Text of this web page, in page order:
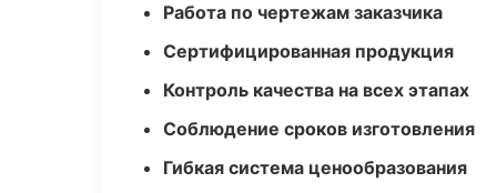
Работа по чертежам заказчика
Сертифицированная продукция
Контроль качества на всех этапах
Соблюдение сроков изготовления
Гибкая система ценообразования